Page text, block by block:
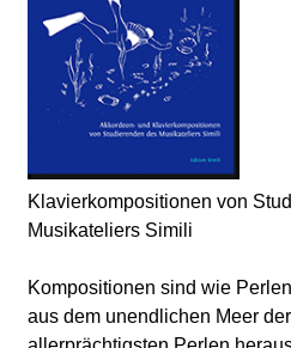
Klavierkompositionen von
Musikateliers Simili
Kompositionen sind wie
aus dem unendlichen Meer